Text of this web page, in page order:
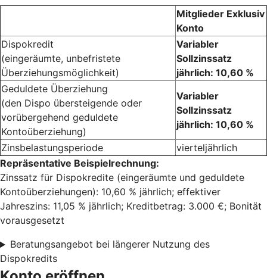
Mitglieder Exklusiv
Konto
Dispokredit
(eingeräumte, unbefristete
Überziehungsmöglichkeit)
Variabler
Sollzinssatz
jährlich: 10,60 %
Geduldete Überziehung
(den Dispo übersteigende oder
vorübergehend geduldete
Kontoüberziehung)
Variabler
Sollzinssatz
jährlich: 10,60 %
Zinsbelastungsperiode
vierteljährlich
Repräsentative Beispielrechnung:
Zinssatz für Dispokredite (eingeräumte und geduldete
Kontoüberziehungen): 10,60 % jährlich; effektiver
Jahreszins: 11,05 % jährlich; Kreditbetrag: 3.000 €; Bonität
vorausgesetzt
Beratungsangebot bei längerer Nutzung des
Dispokredits